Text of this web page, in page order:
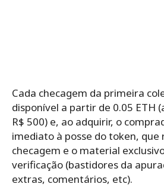
Cada checagem da primeira
disponível a partir de 0.05 ETH
R$ 500) e, ao adquirir, o
imediato à posse do token, que
checagem e o material
verificação (bastidores da
extras, comentários, etc).